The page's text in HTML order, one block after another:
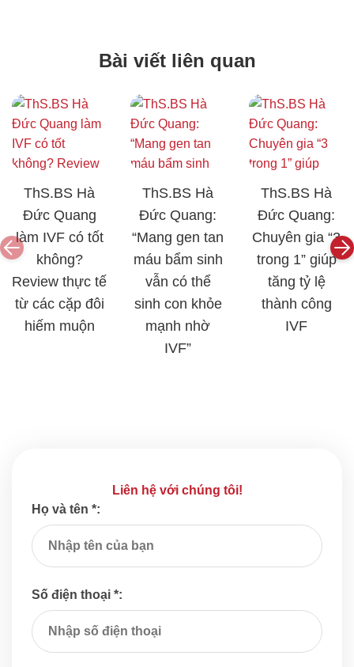
Bài viết liên quan
ThS.BS Hà
Đức Quang
làm IVF có tốt
không?
Review thực tế
từ các cặp đôi
hiếm muộn
ThS.BS Hà
Đức Quang:
“Mang gen tan
máu bẩm sinh
vẫn có thể
sinh con khỏe
mạnh nhờ
IVF”
ThS.BS Hà
Đức Quang:
Chuyên gia “3
trong 1” giúp
tăng tỷ lệ
thành công
IVF
Liên hệ với chúng tôi!
Họ và tên *:
Số điện thoại *: